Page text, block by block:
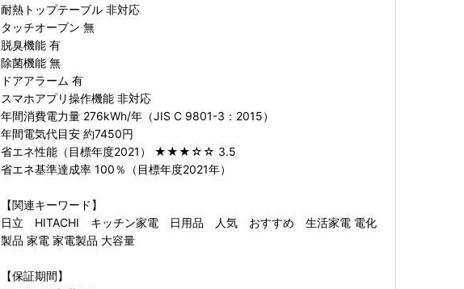
耐熱トップテーブル 非対応
タッチオープン 無
脱臭機能 有
除菌機能 無
ドアアラーム 有
スマホアプリ操作機能 非対応
年間消費電力量 276kWh/年（JIS C 9801-3：2015）
年間電気代目安 約7450円
省エネ性能（目標年度2021） ★★★☆☆ 3.5
省エネ基準達成率 100％（目標年度2021年）
【関連キーワード】
日立 HITACHI キッチン家電 日用品 人気 おすすめ 生活家電 電化
製品 家電 家電製品 大容量
【保証期間】